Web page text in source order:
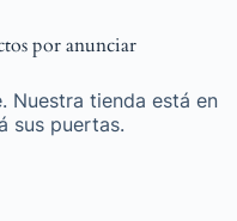
por anunciar
Nuestra tienda está en
sus puertas.